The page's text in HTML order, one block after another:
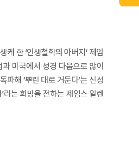
한 ‘인생철학의 아버지’ 제임
미국에서 성경 다음으로 많이
해 ‘뿌린 대로 거둔다’는 신성
라는 희망을 전하는 제임스 알렌